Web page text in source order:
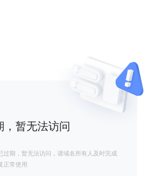
，暂无法访问
过期，暂无法访问，请域名所有人及时完成
正常使用